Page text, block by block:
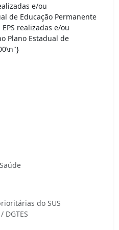
e/ou
de Educação Permanente
realizadas e/ou
Plano Estadual de
do SUS
DGTES